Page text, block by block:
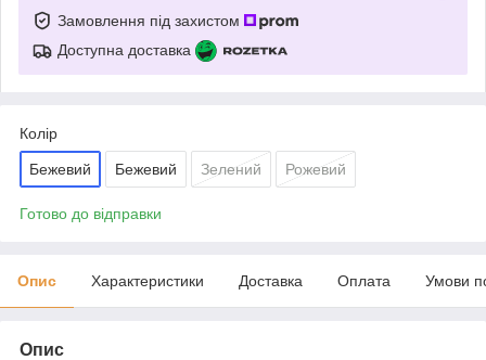
Замовлення під захистом
Доступна доставка
Колір
Бежевий Бежевий Зелений Рожевий
Готово до відправки
Опис Характеристики Доставка Оплата Умови
Опис